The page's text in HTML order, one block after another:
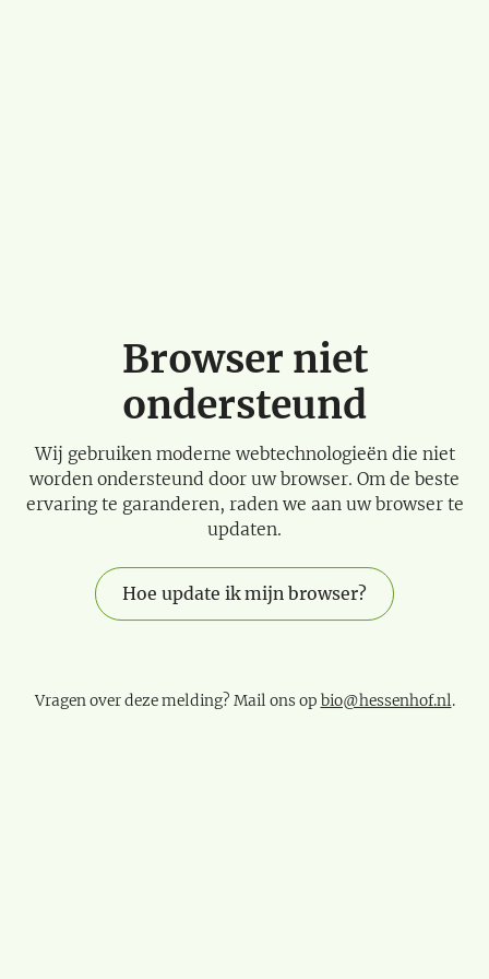
Browser niet
ondersteund
Wij gebruiken moderne webtechnologieën die niet
worden ondersteund door uw browser. Om de beste
ervaring te garanderen, raden we aan uw browser te
updaten.
Hoe update ik mijn browser?
Vragen over deze melding? Mail ons op bio@hessenhof.nl.